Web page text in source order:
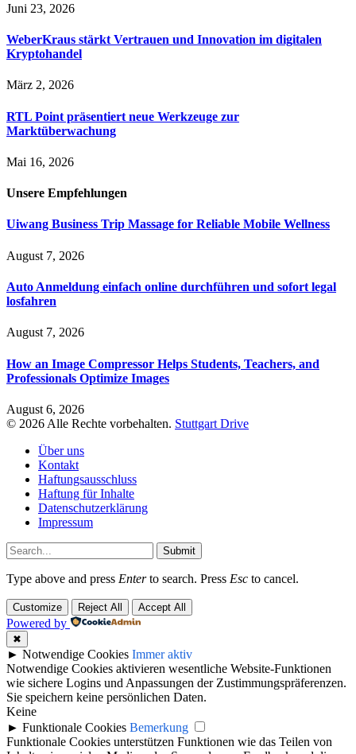
Juni 23, 2026
WeberKraus stärkt Vertrauen und Innovation im digitalen
Kryptohandel
März 2, 2026
RTL Point präsentiert neue Werkzeuge zur
Marktüberwachung
Mai 16, 2026
Unsere Empfehlungen
Uiwang Business Trip Massage for Reliable Mobile Wellness
August 7, 2026
Auto Anmeldung einfach online durchführen und sofort legal
losfahren
August 7, 2026
How an Image Compressor Helps Students, Teachers, and
Professionals Optimize Images
August 6, 2026
© 2026 Alle Rechte vorbehalten. Stuttgart Drive
Über uns
Kontakt
Haftungsausschluss
Haftung für Inhalte
Datenschutzerklärung
Impressum
Submit
Type above and press Enterto search. Press Esc to cancel.
Customize Reject All Accept All
Powered by
✖
► Notwendige Cookies Immer aktiv
Notwendige Cookies aktivieren wesentliche Website-Funktionen
wie sichere Logins und Anpassungen der Zustimmungspräferenzen.
Sie speichern keine persönlichen Daten.
Keine
► Funktionale Cookies Bemerkung
Funktionale Cookies unterstützen Funktionen wie das Teilen von